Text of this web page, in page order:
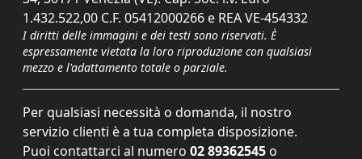
1.432.522,00 C.F. 05412000266 e REA VE-454332
I diritti delle immagini e dei testi sono riservati. È
espressamente vietata la loro riproduzione con qualsiasi
mezzo e l'adattamento totale o parziale.
Per qualsiasi necessità o domanda, il nostro
servizio clienti è a tua completa disposizione.
Puoi contattarci al numero 02 89362545 o